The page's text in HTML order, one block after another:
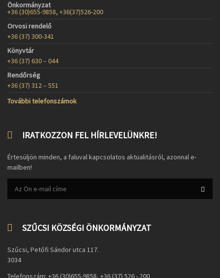
Önkormányzat
+36 (30)655-9858, +36(37)526-200
Orvosi rendelő
+36 (37) 300-341
Könyvtár
+36 (37) 630 – 044
Rendőrség
+36 (37) 312 – 551
További telefonszámok
IRATKOZZON FEL HÍRLEVELÜNKRE!
Értesüljön minden, a faluval kapcsolatos aktualitásról, azonnal e-
mailben!
SZŰCSI KÖZSÉGI ÖNKORMÁNYZAT
Szűcsi, Petőfi Sándor utca 117.
3034
Telefonszám: +36 (30)655-9858, +36 (37) 526 - 200